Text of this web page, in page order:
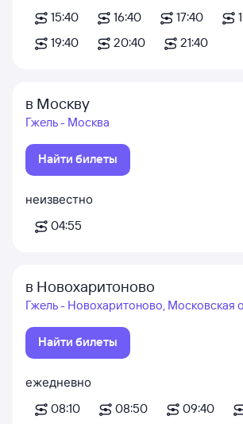
15:40
16:40 17:40
19:40
20:40 21:40
в Москву
Гжель - Москва
Найти билеты
неизвестно
04:55
в Новохаритоново
Гжель - Новохаритоново, Московская
Найти билеты
ежедневно
08:10
08:50 09:40